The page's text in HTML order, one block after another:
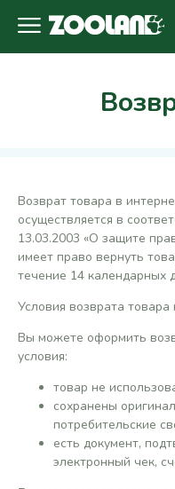
Возврат товара в
осуществляется в
13.03.2003 «О защите
имеет право вернуть
течение 14 календарных
Условия возврата
Вы можете оформить
условия:
товар не
сохранены
потребительские
есть документ,
электронный чек,